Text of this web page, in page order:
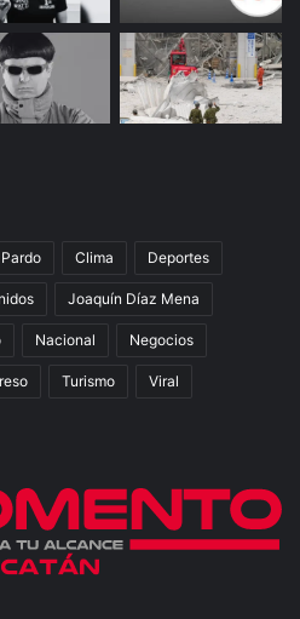
Clima Deportes
Joaquín Díaz Mena
Nacional Negocios
Turismo Viral